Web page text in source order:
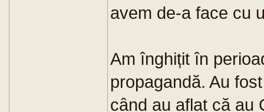
avem de-a face cu
Am înghițit în
propagandă. Au
când au aflat că au